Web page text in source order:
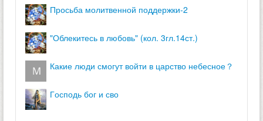
просьба молитвенной поддержки-2
"облекитесь в любовь" (кол. 3гл.14ст.)
какие люди смогут войти в царство небесное？
господь бог и сво